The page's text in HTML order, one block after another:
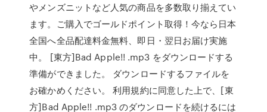
やメンズニットなど人気の商品を多数取り揃えてい
ます。ご購入でゴールドポイント取得！今なら日本
全国へ全品配達料金無料、即日・翌日お届け実施
中。 [東方]Bad Apple!! .mp3 をダウンロードする
準備ができました。 ダウンロードするファイルを
お確かめください。 利用規約に同意した上で、[東
方]Bad Apple!! .mp3 のダウンロードを続けるには